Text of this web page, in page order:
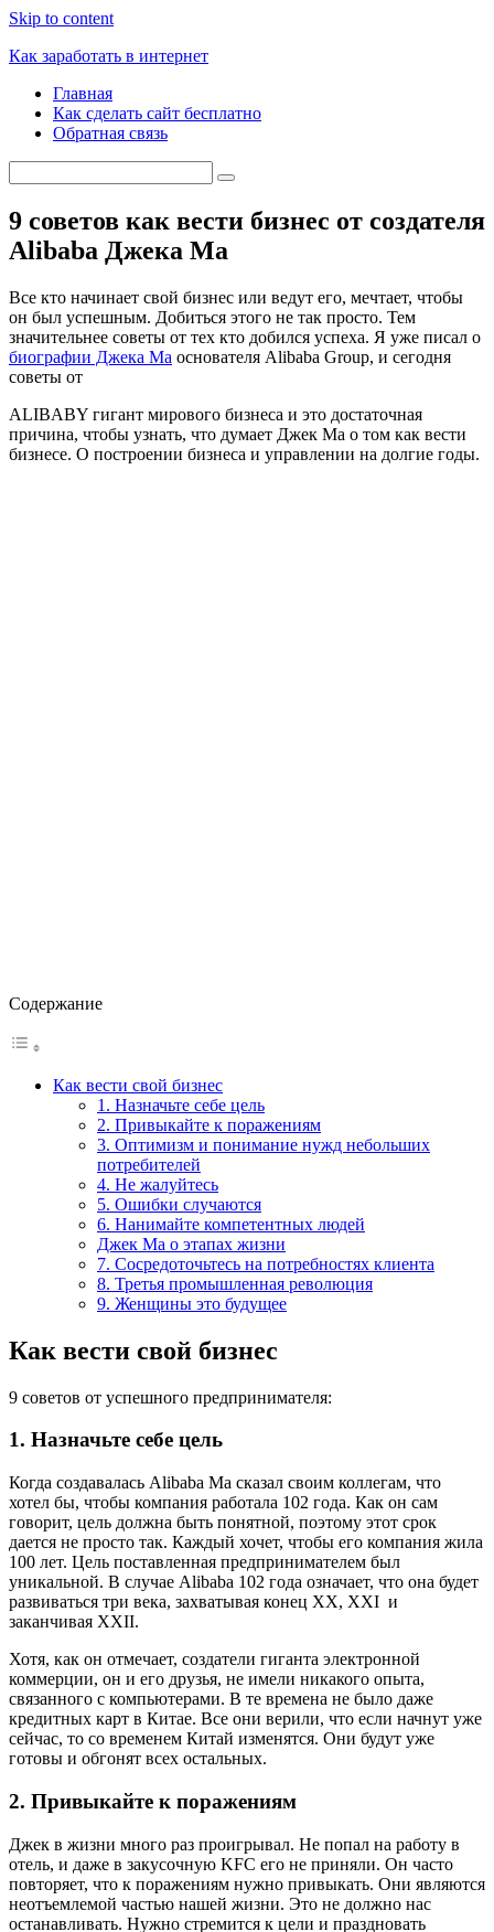
Skip to content
Как заработать в интернет
Главная
Как сделать сайт бесплатно
Обратная связь
9 советов как вести бизнес от создателя
Alibaba Джека Ма
Все кто начинает свой бизнес или ведут его, мечтает, чтобы
он был успешным. Добиться этого не так просто. Тем
значительнее советы от тех кто добился успеха. Я уже писал о
биографии Джека Ма основателя Alibaba Group, и сегодня
советы от
ALIBABY гигант мирового бизнеса и это достаточная
причина, чтобы узнать, что думает Джек Ма о том как вести
бизнесе. О построении бизнеса и управлении на долгие годы.
Содержание
Как вести свой бизнес
1. Назначьте себе цель
2. Привыкайте к поражениям
3. Оптимизм и понимание нужд небольших
потребителей
4. Не жалуйтесь
5. Ошибки случаются
6. Нанимайте компетентных людей
Джек Ма о этапах жизни
7. Сосредоточьтесь на потребностях клиента
8. Третья промышленная революция
9. Женщины это будущее
Как вести свой бизнес
9 советов от успешного предпринимателя:
1. Назначьте себе цель
Когда создавалась Alibaba Ма сказал своим коллегам, что
хотел бы, чтобы компания работала 102 года. Как он сам
говорит, цель должна быть понятной, поэтому этот срок
дается не просто так. Каждый хочет, чтобы его компания жила
100 лет. Цель поставленная предпринимателем был
уникальной. В случае Alibaba 102 года означает, что она будет
развиваться три века, захватывая конец XX, XXI и
заканчивая XXII.
Хотя, как он отмечает, создатели гиганта электронной
коммерции, он и его друзья, не имели никакого опыта,
связанного с компьютерами. В те времена не было даже
кредитных карт в Китае. Все они верили, что если начнут уже
сейчас, то со временем Китай изменятся. Они будут уже
готовы и обгонят всех остальных.
2. Привыкайте к поражениям
Джек в жизни много раз проигрывал. Не попал на работу в
отель, и даже в закусочную KFC его не приняли. Он часто
повторяет, что к поражениям нужно привыкать. Они являются
неотъемлемой частью нашей жизни. Это не должно нас
останавливать. Нужно стремится к цели и праздновать